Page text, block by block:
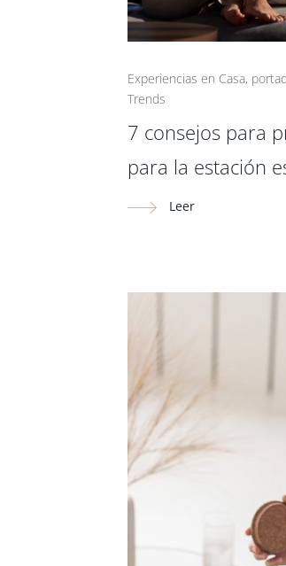
Experiencias en Casa,
Trends
7 consejos para
para la estación
Leer